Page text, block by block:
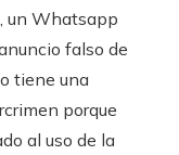
un Whatsapp
falso de
tiene una
porque
al uso de la